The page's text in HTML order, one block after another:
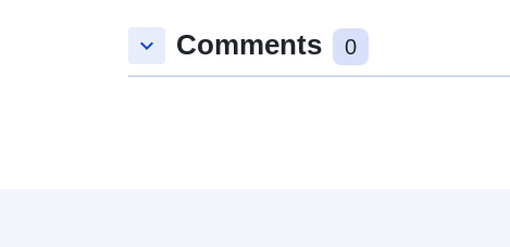
keyboard_arrow_down Comments 0